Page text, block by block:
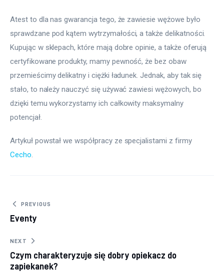
Atest to dla nas gwarancja tego, że zawiesie wężowe było
sprawdzane pod kątem wytrzymałości, a także delikatności.
Kupując w sklepach, które mają dobre opinie, a także oferują
certyfikowane produkty, mamy pewność, że bez obaw
przemieścimy delikatny i ciężki ładunek. Jednak, aby tak się
stało, to należy nauczyć się używać zawiesi wężowych, bo
dzięki temu wykorzystamy ich całkowity maksymalny
potencjał.
Artykuł powstał we współpracy ze specjalistami z firmy
Cecho.
Nawigacja wpisu
PREVIOUS
Eventy
NEXT
Czym charakteryzuje się dobry opiekacz do
zapiekanek?